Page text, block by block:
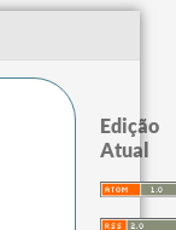
Edição
Atual